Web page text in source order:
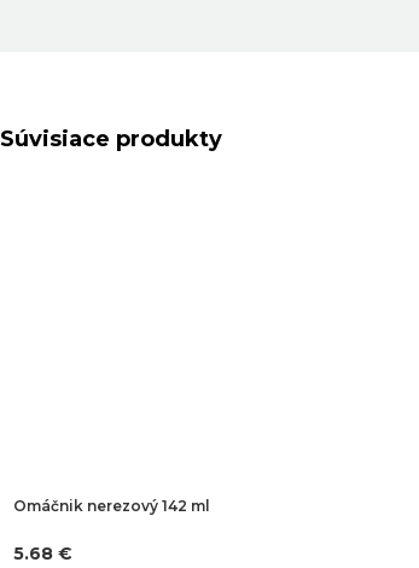
Súvisiace produkty
Omáčnik nerezový 142 ml
5.68 €